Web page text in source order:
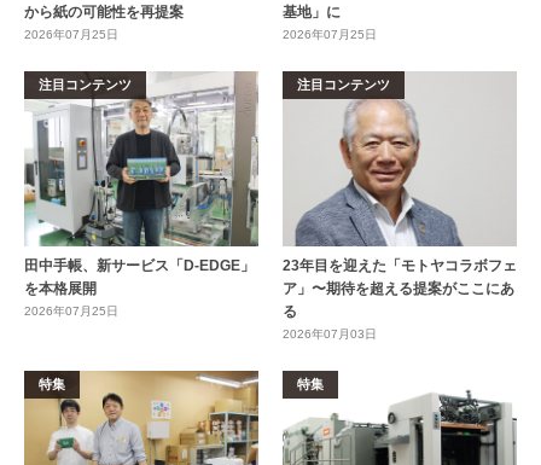
から紙の可能性を再提案
2026年07月25日
基地」に
2026年07月25日
注目コンテンツ
田中手帳、新サービス「D-EDGE」
を本格展開
2026年07月25日
注目コンテンツ
23年目を迎えた「モトヤコラボフェ
ア」〜期待を超える提案がここにあ
る
2026年07月03日
特集 特集